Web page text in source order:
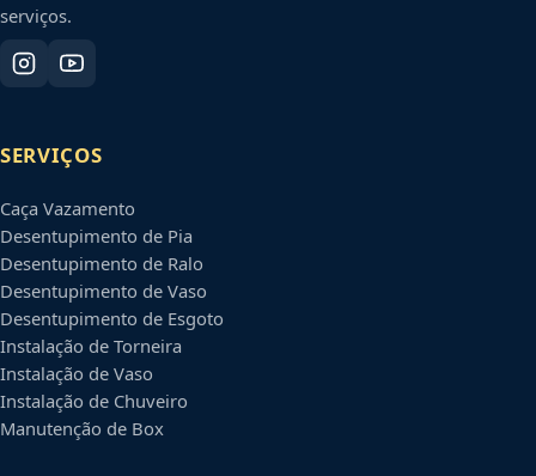
serviços.
SERVIÇOS
Caça Vazamento
Desentupimento de Pia
Desentupimento de Ralo
Desentupimento de Vaso
Desentupimento de Esgoto
Instalação de Torneira
Instalação de Vaso
Instalação de Chuveiro
Manutenção de Box